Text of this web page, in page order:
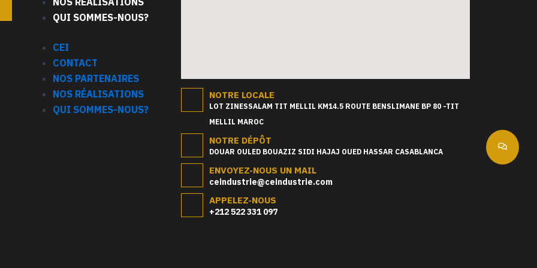
QUI SOMMES-NOUS?
CEI
CONTACT
NOS PARTENAIRES
NOS RÉALISATIONS
QUI SOMMES-NOUS?
NOTRE LOCALE
LOT ZINESSALAM TIT MELLIL KM14.5 ROUTE BENSLIMANE BP 80 -TIT
MELLIL MAROC
NOTRE DÉPÔT
DOUAR OULED BOUAZIZ SIDI HAJAJ OUED HASSAR CASABLANCA
ENVOYEZ-NOUS UN MAIL
ceindustrie@ceindustrie.com
APPELEZ-NOUS
+212 522 331 097